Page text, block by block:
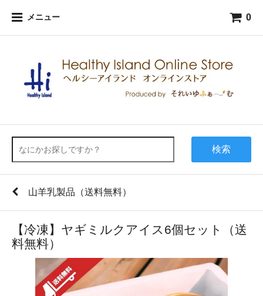
メニュー 0
検索
山羊乳製品（送料無料）
【冷凍】ヤギミルクアイス6個セット（送
料無料）